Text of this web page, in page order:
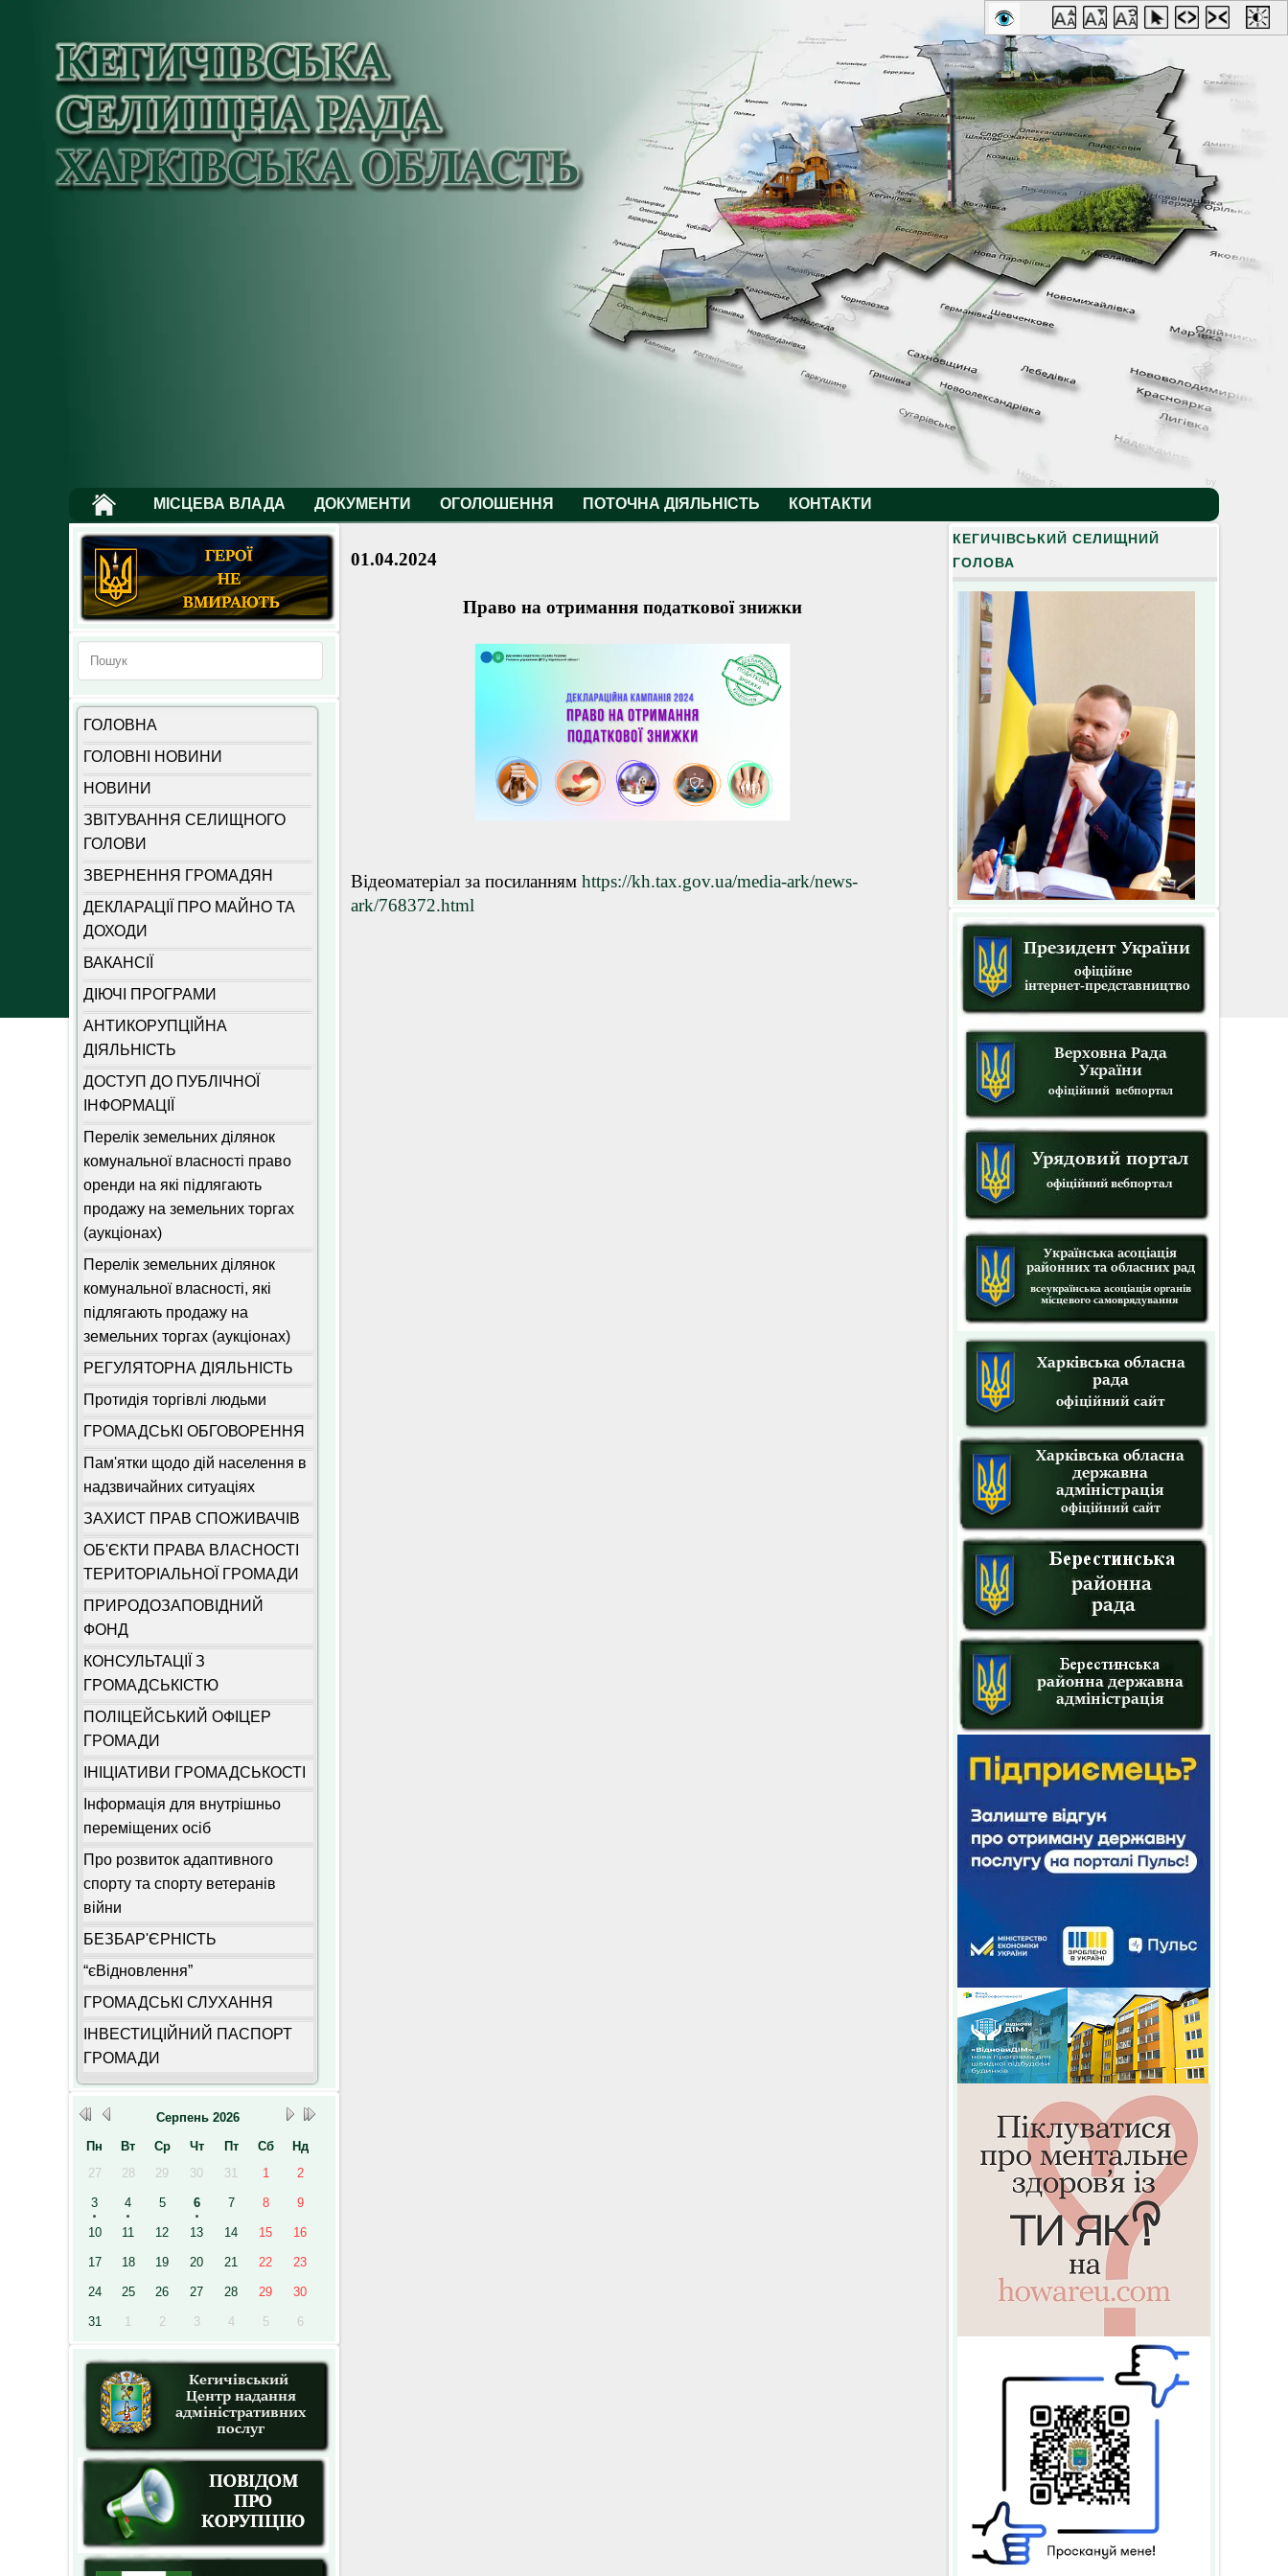
by
МІСЦЕВА ВЛАДА ДОКУМЕНТИ ОГОЛОШЕННЯ ПОТОЧНА ДІЯЛЬНІСТЬ КОНТАКТИ
ГОЛОВНА
ГОЛОВНІ НОВИНИ
НОВИНИ
ЗВІТУВАННЯ СЕЛИЩНОГО
ГОЛОВИ
ЗВЕРНЕННЯ ГРОМАДЯН
ДЕКЛАРАЦІЇ ПРО МАЙНО ТА
ДОХОДИ
ВАКАНСІЇ
ДІЮЧІ ПРОГРАМИ
АНТИКОРУПЦІЙНА
ДІЯЛЬНІСТЬ
ДОСТУП ДО ПУБЛІЧНОЇ
ІНФОРМАЦІЇ
Перелік земельних ділянок
комунальної власності право
оренди на які підлягають
продажу на земельних торгах
(аукціонах)
Перелік земельних ділянок
комунальної власності, які
підлягають продажу на
земельних торгах (аукціонах)
РЕГУЛЯТОРНА ДІЯЛЬНІСТЬ
Протидія торгівлі людьми
ГРОМАДСЬКІ ОБГОВОРЕННЯ
Пам'ятки щодо дій населення в
надзвичайних ситуаціях
ЗАХИСТ ПРАВ СПОЖИВАЧІВ
ОБ'ЄКТИ ПРАВА ВЛАСНОСТІ
ТЕРИТОРІАЛЬНОЇ ГРОМАДИ
ПРИРОДОЗАПОВІДНИЙ
ФОНД
КОНСУЛЬТАЦІЇ З
ГРОМАДСЬКІСТЮ
ПОЛІЦЕЙСЬКИЙ ОФІЦЕР
ГРОМАДИ
ІНІЦІАТИВИ ГРОМАДСЬКОСТІ
Інформація для внутрішньо
переміщених осіб
Про розвиток адаптивного
спорту та спорту ветеранів
війни
БЕЗБАР'ЄРНІСТЬ
“єВідновлення”
ГРОМАДСЬКІ СЛУХАННЯ
ІНВЕСТИЦІЙНИЙ ПАСПОРТ
ГРОМАДИ
Серпень 2026
Пн
Вт Ср Чт Пт Сб
Нд
27
28 29 30 31 1 2
3 4 5 6 7 8 9
10 11 12 13 14 15 16
17 18 19 20 21 22 23
24 25 26 27 28 29 30
31 1 2 3 4 5 6
КЕГИЧІВСЬКИЙ СЕЛИЩНИЙ
ГОЛОВА
01.04.2024
Право на отримання податкової знижки
Відеоматеріал за посиланням https://kh.tax.gov.ua/media-ark/news-
ark/768372.html